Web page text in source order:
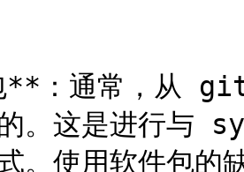
：通常，从 git
的。这是进行与
。使用软件包的